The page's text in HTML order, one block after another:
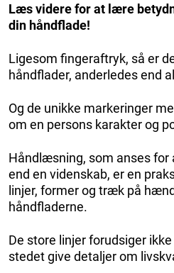
Læs videre for at lære
din håndflade!
Ligesom fingeraftryk, så er
håndflader, anderledes end
Og de unikke markeringer
om en persons karakter og
Håndlæsning, som anses
end en videnskab, er en
linjer, former og træk på
håndfladerne.
De store linjer forudsiger
stedet give detaljer om